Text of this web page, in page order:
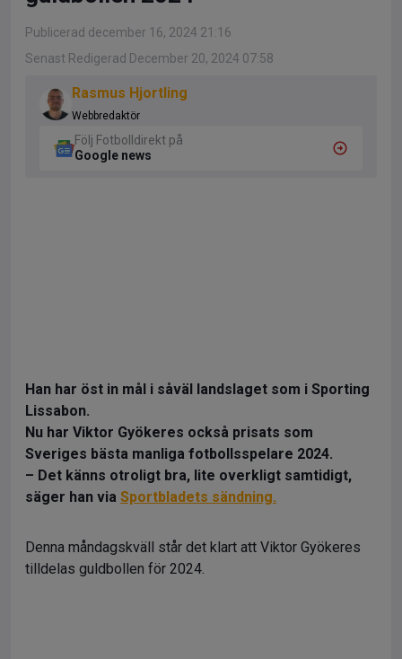
Publicerad december 16, 2024 21:16
Senast Redigerad December 20, 2024 07:58
Rasmus Hjortling
Webbredaktör
Följ Fotbolldirekt på
Google news
Han har öst in mål i såväl landslaget som i Sporting
Lissabon.
Nu har Viktor Gyökeres också prisats som
Sveriges bästa manliga fotbollsspelare 2024.
– Det känns otroligt bra, lite overkligt samtidigt,
säger han via Sportbladets sändning.
Denna måndagskväll står det klart att Viktor Gyökeres
tilldelas guldbollen för 2024.